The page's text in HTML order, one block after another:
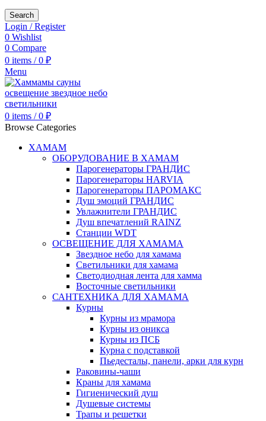
Search
Login / Register
0 Wishlist
0 Compare
0 items / 0 ₽
Menu
0 items / 0 ₽
Browse Categories
ХАМАМ
ОБОРУДОВАНИЕ В ХАМАМ
Парогенераторы ГРАНДИС
Парогенераторы HARVIA
Парогенераторы ПАРОМАКС
Душ эмоций ГРАНДИС
Увлажнители ГРАНДИС
Душ впечатлений RAINZ
Станции WDT
ОСВЕЩЕНИЕ ДЛЯ ХАМАМА
Звездное небо для хамама
Светильники для хамама
Светодиодная лента для хамма
Восточные светильники
САНТЕХНИКА ДЛЯ ХАМАМА
Курны
Курны из мрамора
Курны из оникса
Курны из ПСБ
Курна с подставкой
Пьедесталы, панели, арки для курн
Раковины-чаши
Краны для хамама
Гигиенический душ
Душевые системы
Трапы и решетки